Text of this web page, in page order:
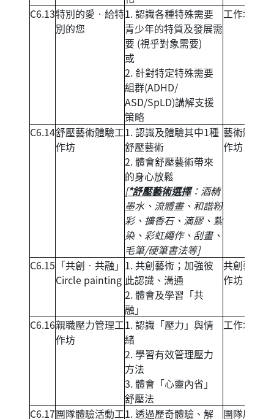
C6.13特別的愛‧給特
別的您
1. 認識各種特殊需要
青少年的特質及發展需
要 (視乎對象需要)
或
2. 針對特定特殊需要
組群(ADHD/
ASD/SpLD)講解支援
策略
工作坊
C6.14舒壓藝術體驗工
作坊
1. 認識及體驗其中1種
舒壓藝術
2. 體會舒壓藝術帶來
的身心放鬆
[*舒壓藝術選擇：酒精
墨水、流體畫、和諧粉
彩、擴香石、滴膠、紥
染、彩虹繩作、刮畫、
毛筆/硬筆書法等]
藝術體驗工
作坊
C6.15 「共創‧共融」
Circle painting
1. 共創藝術；加強彼
此認識、溝通
2. 體會及學習「共
融」
共創藝術工
作坊
C6.16親職壓力管理工
作坊
1. 認識「壓力」與情
緒
2. 學習有效管理壓力
方法
3. 體會「心靈內省」
舒壓法
工作坊
C6.17團隊體驗活動工1. 透過歷奇體驗、解 團隊歷奇活